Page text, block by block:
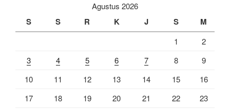
Agustus 2026
S S R K J S M
1
2
3
4 5 6 7 8
9
10
11 12 13 14 15
16
17
18 19 20 21 22 23